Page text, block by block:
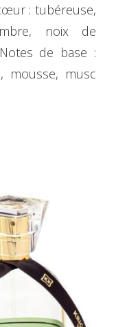
: tubéreuse,
noix de
de base :
mousse, musc